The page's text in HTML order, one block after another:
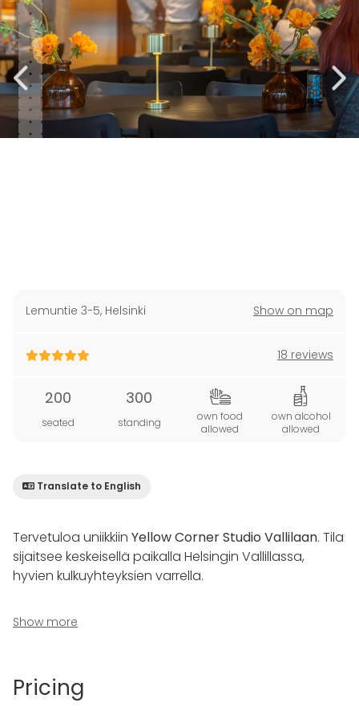
Lemuntie 3-5, Helsinki Show on map
18 reviews
200
seated
300
standing
own food
allowed
own alcohol
allowed
Translate to English
Tervetuloa uniikkiin Yellow Corner Studio Vallilaan. Tila
sijaitsee keskeisellä paikalla Helsingin Vallillassa,
hyvien kulkuyhteyksien varrella.
Tämä näyttävä ja esteetön, 460m² kokoinen tila,
jonka yhteydestä löytyy 90m² kokoinen yksityinen
kuin seminaareista häätilaisuuksiin. Istuen tila vetää
Show more
Pricing